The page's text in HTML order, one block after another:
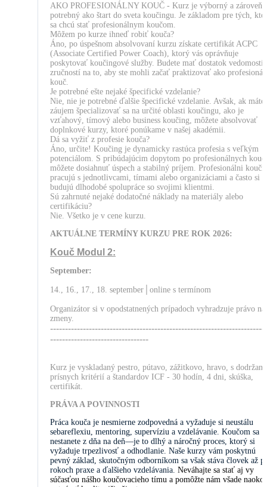
AKO PROFESIONÁLNY KOUČ - Kurz je výborný a zároveň
potrebný ako štart do sveta koučingu. Je základom pre tých,
sa chcú stať profesionálnym koučom.
Môžem po kurze ihneď robiť kouča?
Áno, po úspešnom absolvovaní kurzu získate certifikát ACPC
(Associate Certified Power Coach), ktorý vás oprávňuje
poskytovať koučingové služby. Budete mať dostatok vedomostí
zručností na to, aby ste mohli začať praktizovať ako
kouč.
Je potrebné ešte nejaké špecifické vzdelanie?
Nie, nie je potrebné ďalšie špecifické vzdelanie. Avšak, ak máte
záujem špecializovať sa na určité oblasti koučingu, ako je
vzťahový, tímový alebo business koučing, môžete absolvovať
doplnkové kurzy, ktoré ponúkame v našej akadémii.
Dá sa vyžiť z profesie kouča?
Áno, určite! Koučing je dynamicky rastúca profesia s veľkým
potenciálom. S pribúdajúcim dopytom po profesionálnych
môžete dosiahnuť úspech a stabilný príjem. Profesionálni kouči
pracujú s jednotlivcami, tímami alebo organizáciami a často si
budujú dlhodobé spolupráce so svojimi klientmi.
Sú zahrnuté nejaké dodatočné náklady na materiály alebo
certifikáciu?
Nie. Všetko je v cene kurzu.
AKTUÁLNE TERMÍNY KURZU PRE ROK 2026:
Kouč Modul 2:
September:
14., 16., 17., 18. september│online s termínom
Organizátor si v opodstatnených prípadoch vyhradzuje právo na
zmeny.
---------------------------------
Kurz je vyskladaný pestro, pútavo, zážitkovo, hravo, s
prísnych kritérií a štandardov ICF - 30 hodín, 4 dni, skúška,
certifikát.
PRÁVA A POVINNOSTI
Práca kouča je nesmierne zodpovedná a vyžaduje si neustálu
sebareflexiu, mentoring, supervíziu a vzdelávanie. Koučom sa
nestanete z dňa na deň—je to dlhý a náročný proces, ktorý si
vyžaduje trpezlivosť a odhodlanie. Naše kurzy vám poskytnú
pevný základ, skutočným odborníkom sa však stáva človek až
rokoch praxe a ďalšieho vzdelávania. Neváhajte sa stať aj vy
súčasťou nášho koučovacieho tímu a pomôžte nám všade